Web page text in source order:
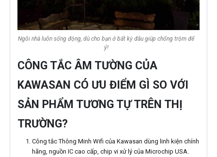
Ngôi nhà luôn sống động, dù cho bạn ở bất kỳ đâu giúp chống trộm để
ý!
CÔNG TẮC ÂM TƯỜNG CỦA
KAWASAN CÓ ƯU ĐIỂM GÌ SO VỚI
SẢN PHẨM TƯƠNG TỰ TRÊN THỊ
TRƯỜNG?
Công tắc Thông Minh Wifi của Kawasan dùng linh kiện chính
hãng, nguồn IC cao cấp, chip vi xử lý của Microchip USA.